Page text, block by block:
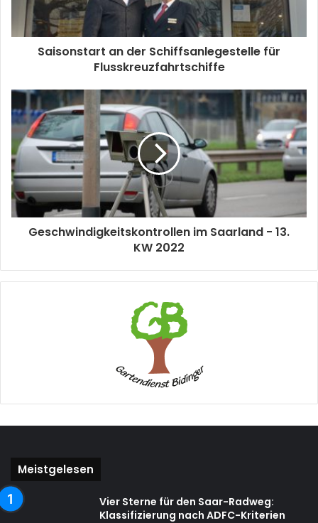
Saisonstart an der Schiffsanlegestelle für
Flusskreuzfahrtschiffe
Geschwindigkeitskontrollen im Saarland - 13.
KW 2022
Meistgelesen
Vier Sterne für den Saar-Radweg:
Klassifizierung nach ADFC-Kriterien